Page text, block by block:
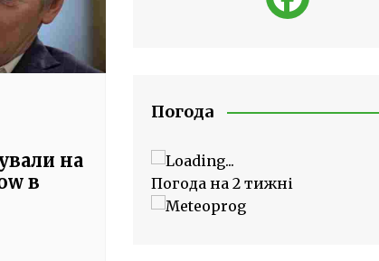
на
в
Погода
Погода на 2 тижні